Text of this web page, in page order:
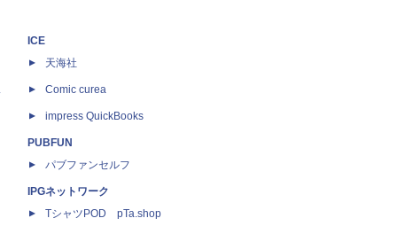
ICE
天海社
Comic curea
impress QuickBooks
PUBFUN
パブファンセルフ
IPGネットワーク
TシャツPOD pTa.shop